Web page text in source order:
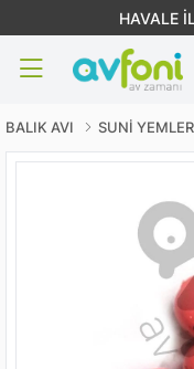
HAVALE
BALIK AVI SUNİ YEMLER